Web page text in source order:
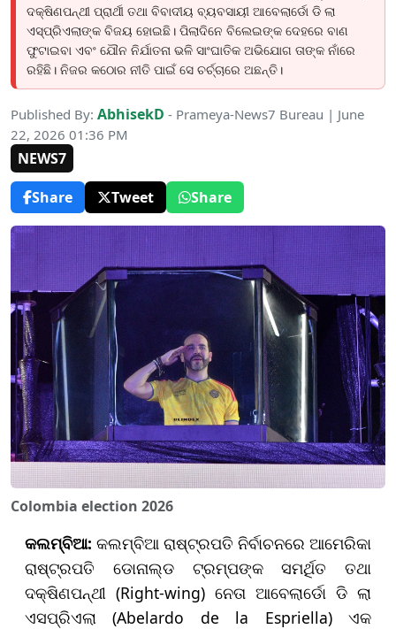
ଦକ୍ଷିଣପନ୍ଥୀ ପ୍ରାର୍ଥୀ ତଥା ବିବାଦୀୟ ବ୍ୟବସାୟୀ ଆବେଲାର୍ଡୋ ଡି ଲା
ଏସ୍ପ୍ରିଏଲାଙ୍କ ବିଜୟ ହୋଇଛି। ପିଲାଦିନେ ବିଲେଇଙ୍କ ଦେହରେ ବାଣ
ଫୁଟାଇବା ଏବଂ ଯୌନ ନିର୍ଯାତନା ଭଳି ସାଂଘାତିକ ଅଭିଯୋଗ ତାଙ୍କ ନାଁରେ
ରହିଛି। ନିଜର କଠୋର ନୀତି ପାଇଁ ସେ ଚର୍ଚ୍ଚାରେ ଅଛନ୍ତି।
Published By: AbhisekD - Prameya-News7 Bureau | June
22, 2026 01:36 PM
NEWS7
Share
Tweet Share
Colombia election 2026
କଲମ୍ବିଆ: କଲମ୍ବିଆ ରାଷ୍ଟ୍ରପତି ନିର୍ବାଚନରେ ଆମେରିକା
ରାଷ୍ଟ୍ରପତି ଡୋନାଲ୍ଡ ଟ୍ରମ୍ପଙ୍କ ସମର୍ଥିତ ତଥା
ଦକ୍ଷିଣପନ୍ଥୀ (Right-wing) ନେତା ଆବେଲାର୍ଡୋ ଡି ଲା
ଏସପ୍ରିଏଲା (Abelardo de la Espriella) ଏକ